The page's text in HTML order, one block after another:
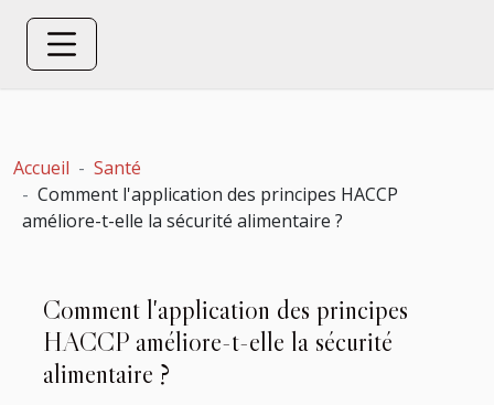
Accueil
Santé
Comment l'application des principes HACCP
améliore-t-elle la sécurité alimentaire ?
Comment l'application des principes
HACCP améliore-t-elle la sécurité
alimentaire ?